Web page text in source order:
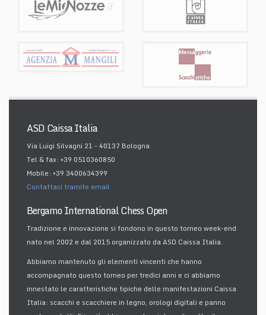
ASD Caissa Italia
Via Luigi Silvagni 21 - 40137 Bologna
Tel & fax: +39 0510360850
Mobile: +39 3400634399
Contattaci tramite email
Bergamo International Chess Open
Tradizione e innovazione si fondono in questo torneo week-end
nato nel 2002 e dal 2015 organizzato da ASD Caissa Italia.
Abbiamo mantenuto gli elementi vincenti che hanno
accompagnato questo torneo per tredici anni e ci abbiamo
innestato le caratteristiche tipiche delle manifestazioni Caissa
Italia: scacchi e scacchiere in legno, orologi digitali e panno